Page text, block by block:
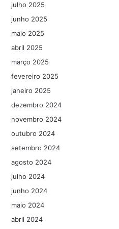
julho 2025
junho 2025
maio 2025
abril 2025
março 2025
fevereiro 2025
janeiro 2025
dezembro 2024
novembro 2024
outubro 2024
setembro 2024
agosto 2024
julho 2024
junho 2024
maio 2024
abril 2024